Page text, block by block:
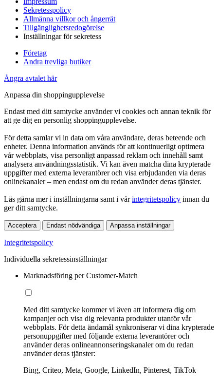
Sekretesspolicy
Allmänna villkor och ångerrät
Tillgänglighetsredogörelse
Inställningar för sekretess
Företag
Andra trevliga butiker
Ångra avtalet här
Anpassa din shoppingupplevelse
Endast med ditt samtycke använder vi cookies och annan teknik för
att ge dig en personlig shoppingupplevelse.
För detta samlar vi in data om våra användare, deras beteende och
enheter. Denna information används för att kontinuerligt optimera
vår webbplats, visa personligt anpassad reklam och innehåll samt
analysera användningsstatistik. Vi kan även matcha dina krypterade
uppgifter med externa leverantörer och visa erbjudanden via deras
onlinekanaler – men endast om du redan använder deras tjänster.
Läs gärna mer i inställningarna samt i vårintegritetspolicy innan du
ger ditt samtycke.
Acceptera Endast nödvändiga Anpassa inställningar
Integritetspolicy
Individuella sekretessinställningar
Marknadsföring per Customer-Match
Med ditt samtycke kommer vi även att informera dig om
kampanjer och visa dig relevanta produkter utanför vår
webbplats. För detta ändamål synkroniserar vi dina krypterade
personuppgifter med följande externa leverantörer och
använder deras onlineannonseringskanaler om du redan
använder deras tjänster:
Bing, Criteo, Meta, Google, LinkedIn, Pinterest, TikTok